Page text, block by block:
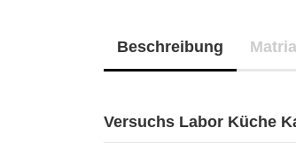
Beschreibung
Versuchs Labor Küche